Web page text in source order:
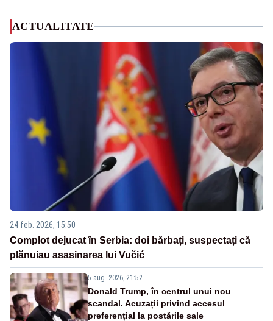
ACTUALITATE
24 feb. 2026, 15:50
Complot dejucat în Serbia: doi bărbați, suspectați că
plănuiau asasinarea lui Vučić
5 aug. 2026, 21:52
Donald Trump, în centrul unui nou
scandal. Acuzații privind accesul
preferențial la postările sale